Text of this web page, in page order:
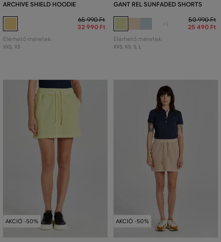
ARCHIVE SHIELD HOODIE
65 990 Ft
32 990 Ft
Elérhető méretek:
XXS, XS
GANT REL SUNFADED SHORTS
+1
50 990 Ft
25 490 Ft
Elérhető méretek:
XXS, XS, S, L
AKCIÓ -50% AKCIÓ -50%